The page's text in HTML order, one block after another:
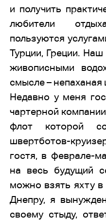
и получить
любители
пользуются
Турции, Греции.
живописными
смысле – непаханая
Недавно у меня
чартерной
флот которой
швертботов-
гостя, в феврале-
на весь будущий
можно взять яхту в
Днепру, я
своему стыду,